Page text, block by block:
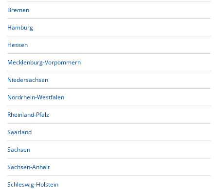
Bremen
Hamburg
Hessen
Mecklenburg-Vorpommern
Niedersachsen
Nordrhein-Westfalen
Rheinland-Pfalz
Saarland
Sachsen
Sachsen-Anhalt
Schleswig-Holstein